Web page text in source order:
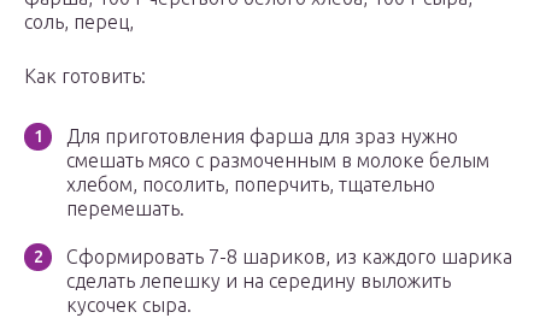
соль, перец,
Как готовить:
Для приготовления фарша для зраз нужно
смешать мясо с размоченным в молоке белым
хлебом, посолить, поперчить, тщательно
перемешать.
Сформировать 7-8 шариков, из каждого шарика
сделать лепешку и на середину выложить
кусочек сыра.